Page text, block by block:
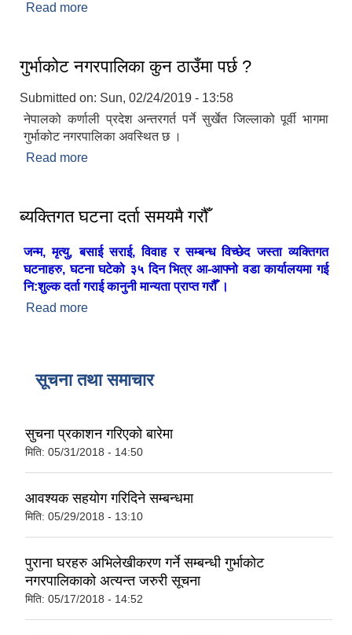
Read more
गुर्भाकोट नगरपालिका कुन ठाउँमा पर्छ ?
Submitted on: Sun, 02/24/2019 - 13:58
नेपालको कर्णाली प्रदेश अन्तरगर्त पर्ने सुर्खेत जिल्लाको पूर्वी भागमा
गुर्भाकोट नगरपालिका अवस्थित छ ।
Read more
ब्यक्तिगत घटना दर्ता समयमै गरौँ
जन्म, मृत्यु, बसाई सराई, विवाह र सम्बन्ध विच्छेद जस्ता व्यक्तिगत
घटनाहरु, घटना घटेको ३५ दिन भित्र आ-आफ्नो वडा कार्यालयमा गई
नि:शुल्क दर्ता गराई कानुनी मान्यता प्राप्त गरौँ ।
Read more
सूचना तथा समाचार
सुचना प्रकाशन गरिएको बारेमा
मिति: 05/31/2018 - 14:50
आवश्यक सहयोग गरिदिने सम्बन्धमा
मिति: 05/29/2018 - 13:10
पुराना घरहरु अभिलेखीकरण गर्ने सम्बन्धी गुर्भाकोट
नगरपालिकाको अत्यन्त जरुरी सूचना
मिति: 05/17/2018 - 14:52